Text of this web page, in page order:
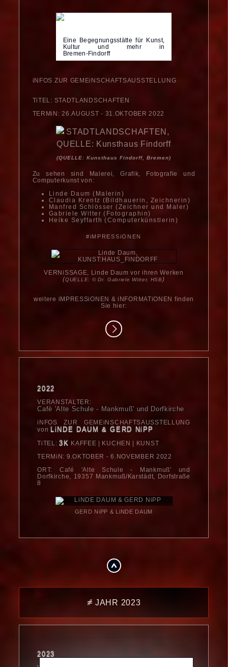
Eine Begegnungsstätte für Kunst,
Kultur und mehr in
Bremen-Findorff
iNFOS ZUR GEMEiNSCHAFTSAUS­STELLUNG
TiTEL: STADTLANDSCHAFTEN
TERMiN: 26.AUGUST - 31.OKTOBER 2022
(QUELLE: Kunsthaus Findorff, Bremen)
Zu sehen sind Malerei, Grafik, Fotografie und
Computerkunst von:
Linde Daum (Malerin)
Claudia Krentz (Bildhauerin, Zeichnerin)
Manfred Schlösser (Zeichner und Maler)
Gabriele Witter (Fotographin)
Heike Seyffarth (Computerkünstlerin)
#iMPRESSiONEN
VERNiSSAGE, Linde Daum vor ihren Werken
(QUELLE: © Dr. Gabriele Witter, HSB)
weitere iMPRESSiONEN & iNFORMATiONEN finden
Sie hier:
2022
VERANSTALTER:
Cafè 'Alte Schule - Mankmuß' und Dorfkirche
iNFOS ZUR GEMEiNSCHAFTSAUSSTELLUNG
von LiNDE DAUM &GERD NiPP
TiTEL:3K KAFFEE | KUCHEN | KUNST
TERMiN: 9.OKTOBER - 6.NOVEMBER 2022
ORT: Café 'Alte Schule - Mankmuß' und
Dorfkirche, 19357 Mankmuß/Karstädt, Dorfstraße
8
GERD NiPP & LiNDE DAUM
⧣ JAHR 2023
2023